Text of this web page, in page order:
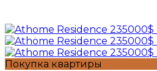
Покупка квартиры